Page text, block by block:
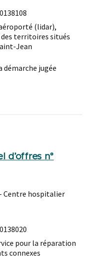
(lidar),
territoires situés
Jean
démarche jugée
d’offres n°
Centre hospitalier
pour la réparation
connexes